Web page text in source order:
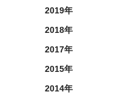
2019年
2018年
2017年
2015年
2014年